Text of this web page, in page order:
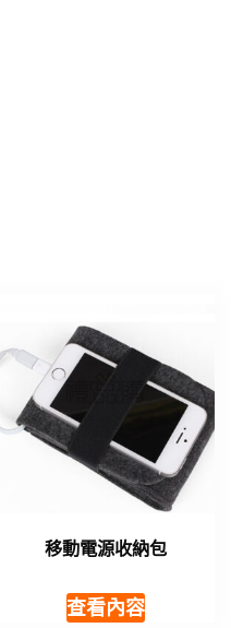
移動電源收納包
查看內容